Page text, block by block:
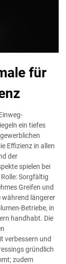
für
ein tiefes
Effizienz in allen
der
spielen bei
Sorgfältig
Greifen und
während längerer
Betriebe, in
handhabt. Die
verbessern und
gründlich
zudem